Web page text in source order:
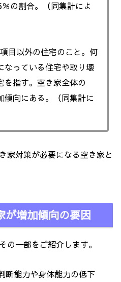
の割合。（同集計によ
目以外の住宅のこと。何
なっている住宅や取り壊
を指す。空き家全体の
向にある。（同集計に
家対策が必要になる空き家と
が増加傾向の要因
の一部をご紹介します。
断能力や身体能力の低下